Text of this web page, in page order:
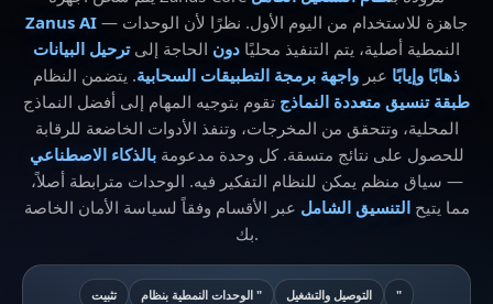
Zanus AI — جاهزة للاستخدام من اليوم الأول. نظرًا لأن الوحدات
النمطية أصلية، يتم التنفيذ محليًا دون الحاجة إلىترحيل البيانات
ذهابًا وإيابًا عبر واجهة برمجة التطبيقات السحابية. يتضمن النظام
طبقة تنسيق متعددة النماذج تقوم بتوجيه المهام إلى أفضل النماذج
المحلية، وتتحقق من المخرجات، وتنفذ الأدوات الخاضعة للرقابة
للحصول على نتائج متسقة. كل وحدة مدعومةبالذكاء الاصطناعي
— سياق منظم يمكن للنظام التفكير فيه. الوحدات مترابطة أصلاً،
مما يتيحالتنسيق الشامل عبر الأقسام وفقاً لسياسة الأمان الخاصة
بك.
تثبيت الوحدات النمطية بنظام " التوصيل والتشغيل
"